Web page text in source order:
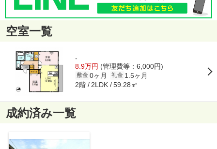
空室一覧
-
8.9万円 (管理費等：6,000円)
敷金 0ヶ月 礼金 1.5ヶ月
2階 2LDK 59.28㎡
成約済み一覧